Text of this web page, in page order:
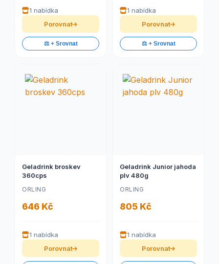
1 nabídka
Porovnat
⚖️ + Srovnat
1 nabídka
Porovnat
⚖️ + Srovnat
Geladrink broskev
360cps
ORLING
646 Kč
1 nabídka
Porovnat
Geladrink Junior jahoda
plv 480g
ORLING
805 Kč
1 nabídka
Porovnat